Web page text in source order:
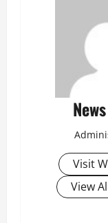
Visit
View